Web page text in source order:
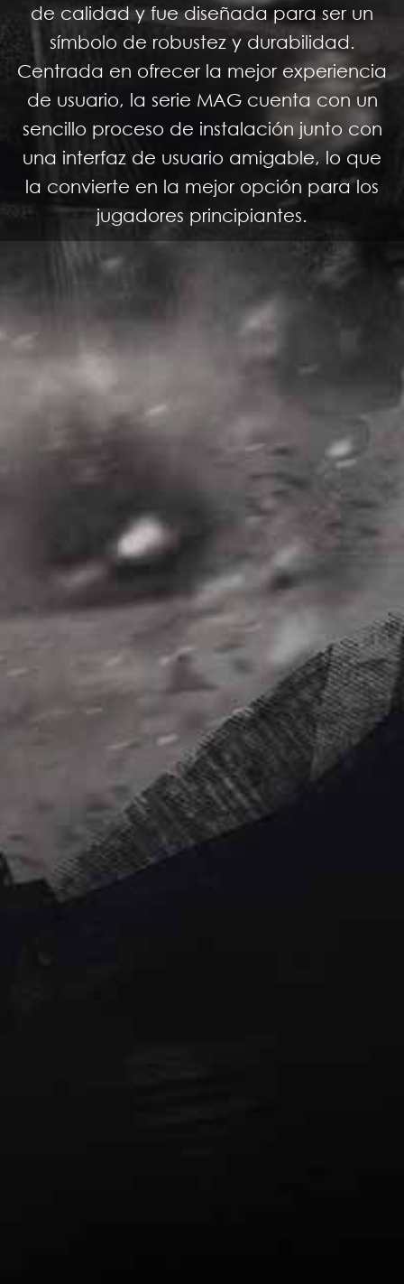
de calidad y fue diseñada para ser un
símbolo de robustez y durabilidad.
Centrada en ofrecer la mejor experiencia
de usuario, la serie MAG cuenta con un
sencillo proceso de instalación junto con
una interfaz de usuario amigable, lo que
la convierte en la mejor opción para los
jugadores principiantes.